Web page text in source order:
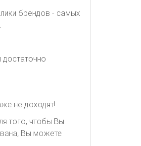
брендов - самых
не доходят!
того, чтобы Вы
Вы можете